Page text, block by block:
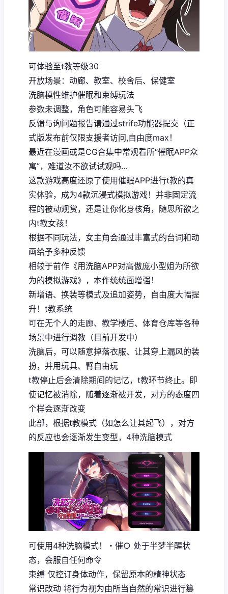
可体验至t教等级30
开放场景：动廊、教室、校舍后、保健室
洗脑模性维护催眠和束缚玩法
参数未调整，角色可能容易头飞
反馈与询问题报告请通过strife功能器提交（正
式版发布前仅限支援者访问,自由度max！
最近在漫画或是CG合集中常观看所“催眠APP众
寓”，难道汝不欲试试观吗…
这款游戏高度还原了使用催眠APP进行t教的真
实体验，成为4款沉浸式模拟游戏！并非固定流
程的被动观赏，还是让你化身核角，随思所欲之
内t教女孩！
根据不同玩法，女主角会通过丰富式的台词和动
画给予多种反馈
相较于前作《用洗脑APP对高傲庞小型姐为所欲
为的模拟游戏》，本作统统面增强！
新增语、换装等模式及追加姿势，自由度大幅提
升！t教系统
可在无个人的走廊、教学楼后、体育仓库等各种
场景中进行调教（目前开发中）
洗脑后，可以随意掉落衣服、让其穿上漏风的装
扮，并用玩具、臂自由玩
t教停止后会清除期间的记忆，t教环节终止。即
使记忆被消除，随着逐渐被开发，对方的态度四
个样会逐渐改变
此部，根据t教模式（如怎么让其起飞），对方
的反应也会逐渐发生变型，4种洗脑模式
可使用4种洗脑模式！・催○ 处于半梦半醒状
态，会服自任何命令
束缚 仅控订身体动作，保留原本的精神状态
常识改动 将行为视为由所当自然的常识进行篡